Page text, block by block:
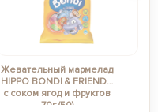
Жевательный мармелад
HIPPO BONDI & FRIENDS
с соком ягод и фруктов
70г (50)